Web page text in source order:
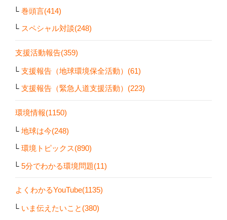
巻頭言(414)
スペシャル対談(248)
支援活動報告(359)
支援報告（地球環境保全活動）(61)
支援報告（緊急人道支援活動）(223)
環境情報(1150)
地球は今(248)
環境トピックス(890)
5分でわかる環境問題(11)
よくわかるYouTube(1135)
いま伝えたいこと(380)